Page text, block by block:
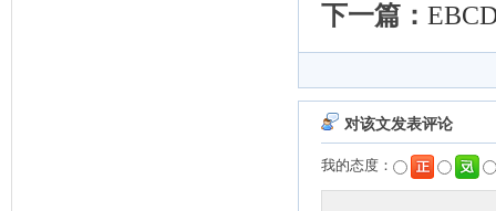
下一篇：